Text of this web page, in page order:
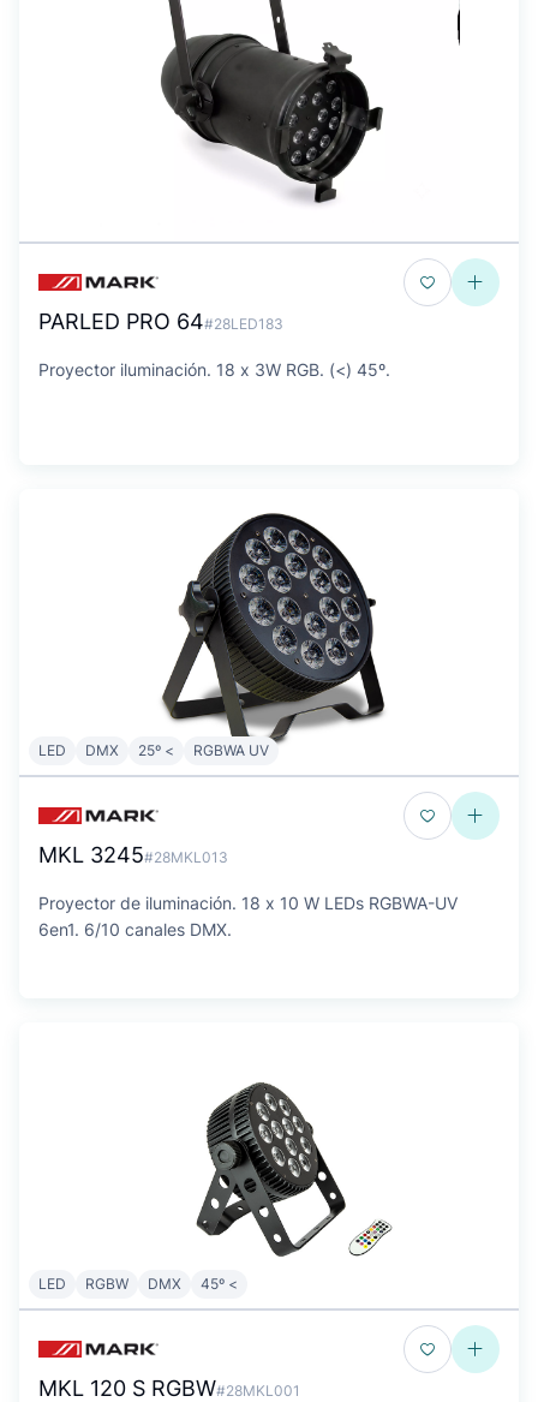
PARLED PRO 64#28LED183
Proyector iluminación. 18 x 3W RGB. (<) 45º.
LED DMX 25º < RGBWA UV
MKL 3245#28MKL013
Proyector de iluminación. 18 x 10 W LEDs RGBWA-UV
6en1. 6/10 canales DMX.
LED RGBW DMX 45º <
MKL 120 S RGBW#28MKL001